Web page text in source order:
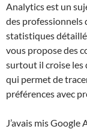
Analytics est un
des professionnels
statistiques
vous propose des
surtout il croise les
qui permet de
préférences avec
J’avais mis